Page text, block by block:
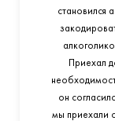
становился
Приехал
он
мы приехали